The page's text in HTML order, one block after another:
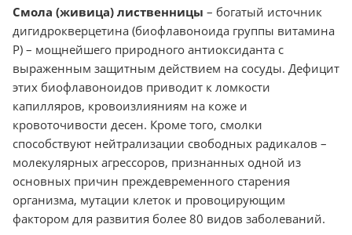
Смола (живица) лиственницы – богатый источник
дигидрокверцетина (биофлавоноида группы витамина
Р) – мощнейшего природного антиоксиданта с
выраженным защитным действием на сосуды. Дефицит
этих биофлавоноидов приводит к ломкости
капилляров, кровоизлияниям на коже и
кровоточивости десен. Кроме того, смолки
способствуют нейтрализации свободных радикалов –
молекулярных агрессоров, признанных одной из
основных причин преждевременного старения
организма, мутации клеток и провоцирующим
фактором для развития более 80 видов заболеваний.